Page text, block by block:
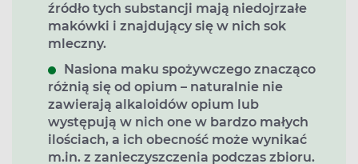
źródło tych substancji mają niedojrzałe
makówki i znajdujący się w nich sok
mleczny.
Nasiona maku spożywczego znacząco
różnią się od opium – naturalnie nie
zawierają alkaloidów opium lub
występują w nich one w bardzo małych
ilościach, a ich obecność może wynikać
m.in. z zanieczyszczenia podczas zbioru.